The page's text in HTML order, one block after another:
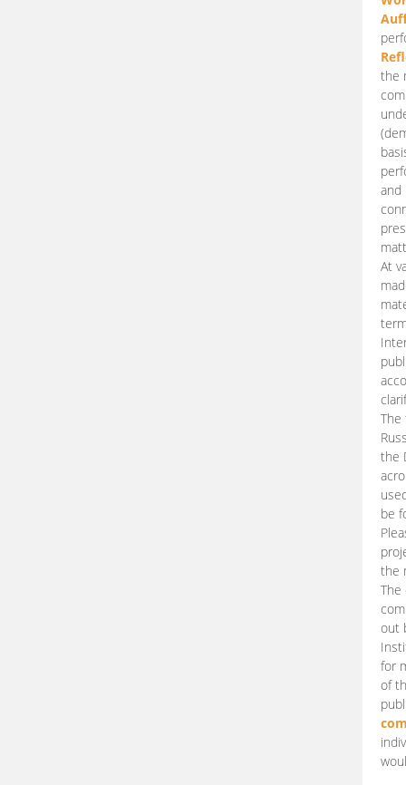
the
and
At
The
the
be
the
The
out
for
of